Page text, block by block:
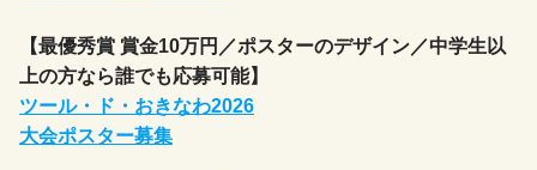
【最優秀賞 賞金10万円／ポスターのデザイン／中学生以
上の方なら誰でも応募可能】
ツール・ド・おきなわ2026
大会ポスター募集